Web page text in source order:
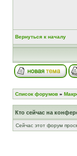
Вернуться к началу
Список форумов »
Кто сейчас на
Сейчас этот форум